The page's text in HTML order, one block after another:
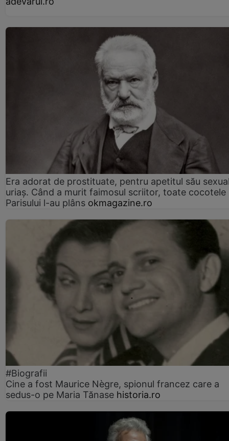
Era adorat de prostituate, pentru apetitul său
uriaș. Când a murit faimosul scriitor, toate cocotele
Parisului l-au plâns okmagazine.ro
#Biografii
Cine a fost Maurice Nègre, spionul francez care a
sedus-o pe Maria Tănase historia.ro